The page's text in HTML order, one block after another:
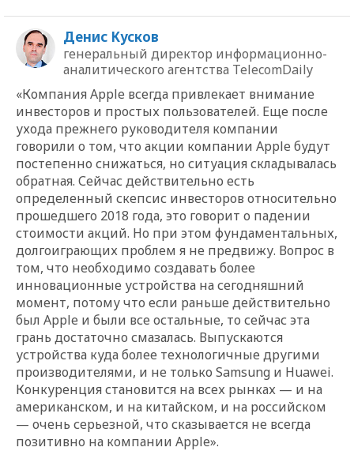
Денис Кусков
генеральный директор информационно-
аналитического агентства TelecomDaily
«Компания Apple всегда привлекает внимание
инвесторов и простых пользователей. Еще после
ухода прежнего руководителя компании
говорили о том, что акции компании Apple будут
постепенно снижаться, но ситуация складывалась
обратная. Сейчас действительно есть
определенный скепсис инвесторов относительно
прошедшего 2018 года, это говорит о падении
стоимости акций. Но при этом фундаментальных,
долгоиграющих проблем я не предвижу. Вопрос в
том, что необходимо создавать более
инновационные устройства на сегодняшний
момент, потому что если раньше действительно
был Apple и были все остальные, то сейчас эта
грань достаточно смазалась. Выпускаются
устройства куда более технологичные другими
производителями, и не только Samsung и Huawei.
Конкуренция становится на всех рынках — и на
американском, и на китайском, и на российском
— очень серьезной, что сказывается не всегда
позитивно на компании Apple».